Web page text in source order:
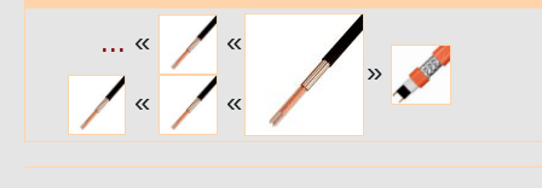
... «
«
«
«
»